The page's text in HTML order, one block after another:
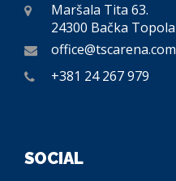
Maršala Tita 63.
24300 Bačka Topola
office@tscarena.com
+381 24 267 979
SOCIAL